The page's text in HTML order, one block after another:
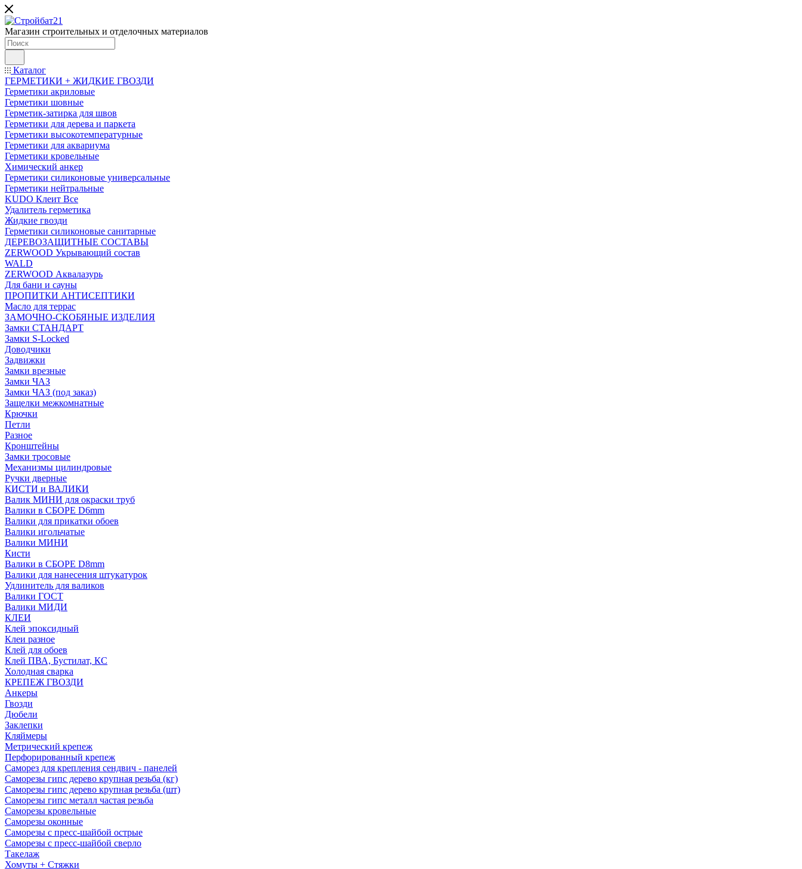
Магазин строительных и отделочных материалов
Каталог
ГЕРМЕТИКИ + ЖИДКИЕ ГВОЗДИ
Герметики акриловые
Герметики шовные
Герметик-затирка для швов
Герметики для дерева и паркета
Герметики высокотемпературные
Герметики для аквариума
Герметики кровельные
Химический анкер
Герметики силиконовые универсальные
Герметики нейтральные
KUDO Клеит Все
Удалитель герметика
Жидкие гвозди
Герметики силиконовые санитарные
ДЕРЕВОЗАЩИТНЫЕ СОСТАВЫ
ZERWOOD Укрывающий состав
WALD
ZERWOOD Аквалазурь
Для бани и сауны
ПРОПИТКИ АНТИСЕПТИКИ
Масло для террас
ЗАМОЧНО-СКОБЯНЫЕ ИЗДЕЛИЯ
Замки СТАНДАРТ
Замки S-Locked
Доводчики
Задвижки
Замки врезные
Замки ЧАЗ
Замки ЧАЗ (под заказ)
Защелки межкомнатные
Крючки
Петли
Разное
Кронштейны
Замки тросовые
Механизмы цилиндровые
Ручки дверные
КИСТИ и ВАЛИКИ
Валик МИНИ для окраски труб
Валики в СБОРЕ D6mm
Валики для прикатки обоев
Валики игольчатые
Валики МИНИ
Кисти
Валики в СБОРЕ D8mm
Валики для нанесения штукатурок
Удлинитель для валиков
Валики ГОСТ
Валики МИДИ
КЛЕИ
Клей эпоксидный
Клеи разное
Клей для обоев
Клей ПВА, Бустилат, КС
Холодная сварка
КРЕПЕЖ ГВОЗДИ
Анкеры
Гвозди
Дюбели
Заклепки
Кляймеры
Метрический крепеж
Перфорированный крепеж
Саморез для крепления сендвич - панелей
Саморезы гипс дерево крупная резьба (кг)
Саморезы гипс дерево крупная резьба (шт)
Саморезы гипс металл частая резьба
Саморезы кровельные
Саморезы оконные
Саморезы с пресс-шайбой острые
Саморезы с пресс-шайбой сверло
Такелаж
Хомуты + Стяжки